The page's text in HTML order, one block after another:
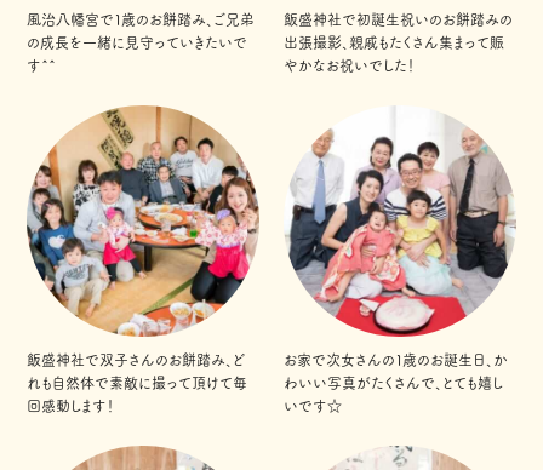
風治八幡宮で１歳のお餅踏み、ご兄弟
の成長を一緒に見守っていきたいで
す^^
飯盛神社で初誕生祝いのお餅踏みの
出張撮影、親戚もたくさん集まって賑
やかなお祝いでした！
飯盛神社で双子さんのお餅踏み、ど
れも自然体で素敵に撮って頂けて毎
回感動します！
お家で次女さんの１歳のお誕生日、か
わいい写真がたくさんで、とても嬉し
いです☆